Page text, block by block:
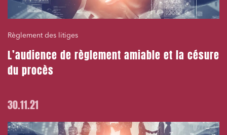
Règlement des litiges
L’audience de règlement amiable et la césure
du procès
30.11.21